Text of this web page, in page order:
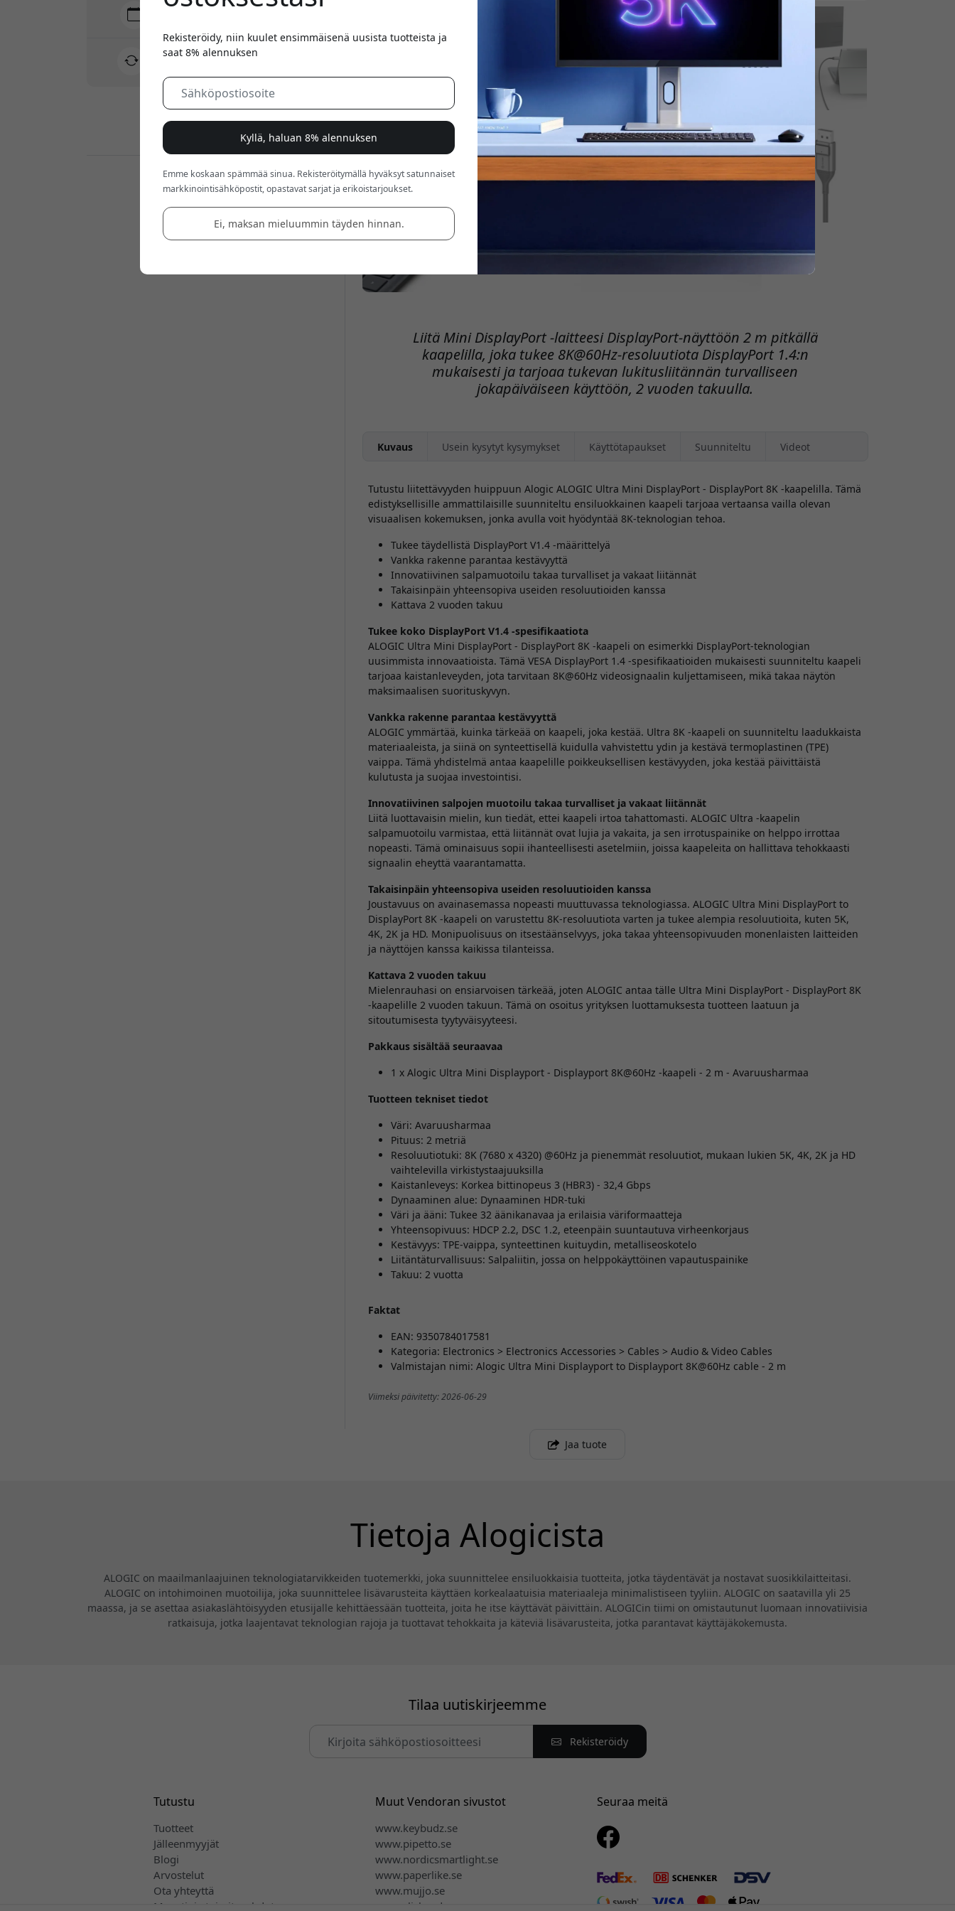
Liitä Mini DisplayPort -laitteesi DisplayPort-näyttöön 2 m pitkällä
kaapelilla, joka tukee 8K@60Hz-resoluutiota DisplayPort 1.4:n
mukaisesti ja tarjoaa tukevan lukitusliitännän turvalliseen
jokapäiväiseen käyttöön, 2 vuoden takuulla.
Kuvaus Usein kysytyt kysymykset Käyttötapaukset Suunniteltu Videot
Tutustu liitettävyyden huippuun Alogic ALOGIC Ultra Mini DisplayPort - DisplayPort 8K -kaapelilla. Tämä
edistyksellisille ammattilaisille suunniteltu ensiluokkainen kaapeli tarjoaa vertaansa vailla olevan
visuaalisen kokemuksen, jonka avulla voit hyödyntää 8K-teknologian tehoa.
Tukee täydellistä DisplayPort V1.4 -määrittelyä
Vankka rakenne parantaa kestävyyttä
Innovatiivinen salpamuotoilu takaa turvalliset ja vakaat liitännät
Takaisinpäin yhteensopiva useiden resoluutioiden kanssa
Kattava 2 vuoden takuu
Tukee koko DisplayPort V1.4 -spesifikaatiota
ALOGIC Ultra Mini DisplayPort - DisplayPort 8K -kaapeli on esimerkki DisplayPort-teknologian
uusimmista innovaatioista. Tämä VESA DisplayPort 1.4 -spesifikaatioiden mukaisesti suunniteltu kaapeli
tarjoaa kaistanleveyden, jota tarvitaan 8K@60Hz videosignaalin kuljettamiseen, mikä takaa näytön
maksimaalisen suorituskyvyn.
Vankka rakenne parantaa kestävyyttä
ALOGIC ymmärtää, kuinka tärkeää on kaapeli, joka kestää. Ultra 8K -kaapeli on suunniteltu laadukkaista
materiaaleista, ja siinä on synteettisellä kuidulla vahvistettu ydin ja kestävä termoplastinen (TPE)
vaippa. Tämä yhdistelmä antaa kaapelille poikkeuksellisen kestävyyden, joka kestää päivittäistä
kulutusta ja suojaa investointisi.
Innovatiivinen salpojen muotoilu takaa turvalliset ja vakaat liitännät
Liitä luottavaisin mielin, kun tiedät, ettei kaapeli irtoa tahattomasti. ALOGIC Ultra -kaapelin
salpamuotoilu varmistaa, että liitännät ovat lujia ja vakaita, ja sen irrotuspainike on helppo irrottaa
nopeasti. Tämä ominaisuus sopii ihanteellisesti asetelmiin, joissa kaapeleita on hallittava tehokkaasti
signaalin eheyttä vaarantamatta.
Takaisinpäin yhteensopiva useiden resoluutioiden kanssa
Joustavuus on avainasemassa nopeasti muuttuvassa teknologiassa. ALOGIC Ultra Mini DisplayPort to
DisplayPort 8K -kaapeli on varustettu 8K-resoluutiota varten ja tukee alempia resoluutioita, kuten 5K,
4K, 2K ja HD. Monipuolisuus on itsestäänselvyys, joka takaa yhteensopivuuden monenlaisten laitteiden
ja näyttöjen kanssa kaikissa tilanteissa.
Kattava 2 vuoden takuu
Mielenrauhasi on ensiarvoisen tärkeää, joten ALOGIC antaa tälle Ultra Mini DisplayPort - DisplayPort 8K
-kaapelille 2 vuoden takuun. Tämä on osoitus yrityksen luottamuksesta tuotteen laatuun ja
sitoutumisesta tyytyväisyyteesi.
Pakkaus sisältää seuraavaa
1 x Alogic Ultra Mini Displayport - Displayport 8K@60Hz -kaapeli - 2 m - Avaruusharmaa
Tuotteen tekniset tiedot
Väri: Avaruusharmaa
Pituus: 2 metriä
Resoluutiotuki: 8K (7680 x 4320) @60Hz ja pienemmät resoluutiot, mukaan lukien 5K, 4K, 2K ja HD
vaihtelevilla virkistystaajuuksilla
Kaistanleveys: Korkea bittinopeus 3 (HBR3) - 32,4 Gbps
Dynaaminen alue: Dynaaminen HDR-tuki
Väri ja ääni: Tukee 32 äänikanavaa ja erilaisia väriformaatteja
Yhteensopivuus: HDCP 2.2, DSC 1.2, eteenpäin suuntautuva virheenkorjaus
Kestävyys: TPE-vaippa, synteettinen kuituydin, metalliseoskotelo
Liitäntäturvallisuus: Salpaliitin, jossa on helppokäyttöinen vapautuspainike
Takuu: 2 vuotta
Faktat
EAN: 9350784017581
Kategoria: Electronics > Electronics Accessories > Cables > Audio & Video Cables
Valmistajan nimi: Alogic Ultra Mini Displayport to Displayport 8K@60Hz cable - 2 m
Viimeksi päivitetty: 2026-06-29
Toimitus 10-12 elokuu
30 päivän palautusoikeus
Turvalliset maksut salauksella
Jälleenmyyjät:
Jaa tuote
Tietoja Alogicista
ALOGIC on maailmanlaajuinen teknologiatarvikkeiden tuotemerkki, joka suunnittelee ensiluokkaisia tuotteita, jotka täydentävät ja nostavat suosikkilaitteitasi.
ALOGIC on intohimoinen muotoilija, joka suunnittelee lisävarusteita käyttäen korkealaatuisia materiaaleja minimalistiseen tyyliin. ALOGIC on saatavilla yli 25
maassa, ja se asettaa asiakaslähtöisyyden etusijalle kehittäessään tuotteita, joita he itse käyttävät päivittäin. ALOGICin tiimi on omistautunut luomaan innovatiivisia
ratkaisuja, jotka laajentavat teknologian rajoja ja tuottavat tehokkaita ja käteviä lisävarusteita, jotka parantavat käyttäjäkokemusta.
Tilaa uutiskirjeemme
Rekisteröidy
Tutustu
Tuotteet
Jälleenmyyjät
Blogi
Arvostelut
Ota yhteyttä
Myynti- ja toimitusehdot
Muut Vendoran sivustot
www.keybudz.se
www.pipetto.se
www.nordicsmartlight.se
www.paperlike.se
www.mujjo.se
www.clickandgrow.se
Seuraa meitä
Rekisteröidy, niin kuulet ensimmäisenä uusista tuotteista ja
saat 8% alennuksen
Kyllä, haluan 8% alennuksen
Emme koskaan spämmää sinua. Rekisteröitymällä hyväksyt satunnaiset
markkinointisähköpostit, opastavat sarjat ja erikoistarjoukset.
Ei, maksan mieluummin täyden hinnan.